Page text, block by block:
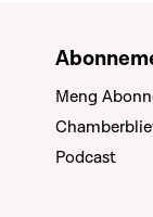
Meng
Podcast